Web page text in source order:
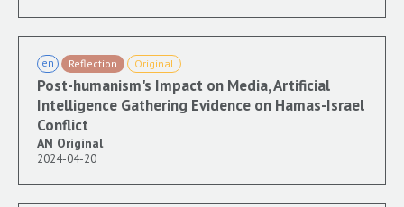
en Reflection Original
Post-humanism's Impact on Media, Artificial
Intelligence Gathering Evidence on Hamas-Israel
Conflict
AN Original
2024-04-20